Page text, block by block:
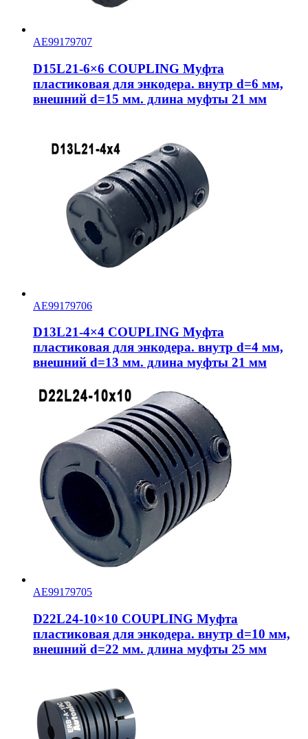
AE99179707
D15L21-6×6 COUPLING Муфта
пластиковая для энкодера. внутр d=6 мм,
внешний d=15 мм. длина муфты 21 мм
AE99179706
D13L21-4×4 COUPLING Муфта
пластиковая для энкодера. внутр d=4 мм,
внешний d=13 мм. длина муфты 21 мм
AE99179705
D22L24-10×10 COUPLING Муфта
пластиковая для энкодера. внутр d=10 мм,
внешний d=22 мм. длина муфты 25 мм